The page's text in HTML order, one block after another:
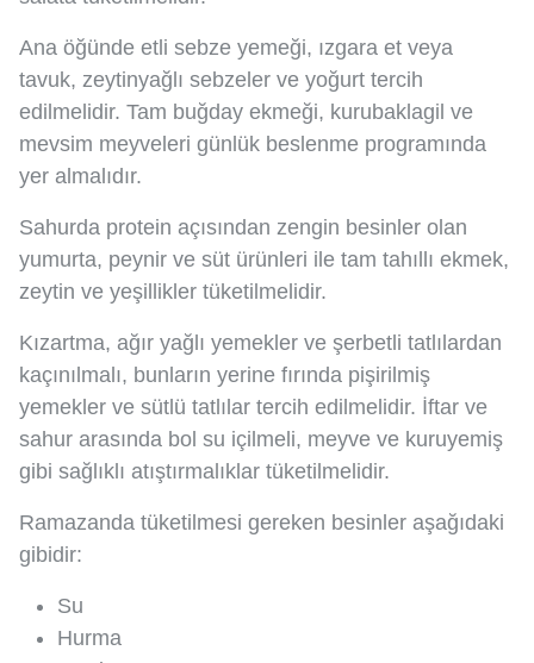
Ana öğünde etli sebze yemeği, ızgara et veya
tavuk, zeytinyağlı sebzeler ve yoğurt tercih
edilmelidir. Tam buğday ekmeği, kurubaklagil ve
mevsim meyveleri günlük beslenme programında
yer almalıdır.
Sahurda protein açısından zengin besinler olan
yumurta, peynir ve süt ürünleri ile tam tahıllı ekmek,
zeytin ve yeşillikler tüketilmelidir.
Kızartma, ağır yağlı yemekler ve şerbetli tatlılardan
kaçınılmalı, bunların yerine fırında pişirilmiş
yemekler ve sütlü tatlılar tercih edilmelidir. İftar ve
sahur arasında bol su içilmeli, meyve ve kuruyemiş
gibi sağlıklı atıştırmalıklar tüketilmelidir.
Ramazanda tüketilmesi gereken besinler aşağıdaki
gibidir:
Su
Hurma